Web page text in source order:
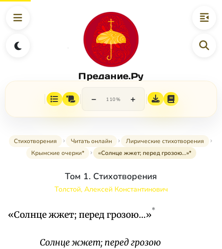
Предание.Ру
− 110% +
Стихотворения Читать онлайн
Лирические стихотворения
Крымские очерки*
«Солнце жжет; перед грозою…»*
Том 1. Стихотворения
Толстой, Алексей Константинович
«Солнце жжет; перед грозою…»*
Солнце жжет; перед грозою